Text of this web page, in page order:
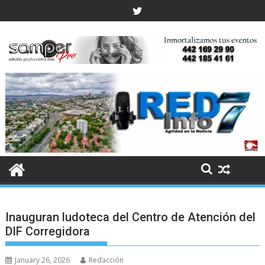
to
Inauguran ludoteca del Centro de Atención del
DIF Corregidora
January 26, 2026 Redacción